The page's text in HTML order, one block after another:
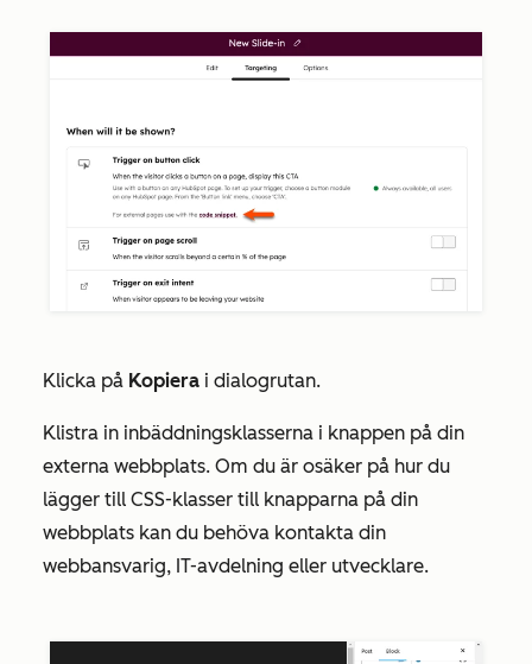
Klicka på Kopiera i dialogrutan.
Klistra in inbäddningsklasserna i knappen på din
externa webbplats. Om du är osäker på hur du
lägger till CSS-klasser till knapparna på din
webbplats kan du behöva kontakta din
webbansvarig, IT-avdelning eller utvecklare.